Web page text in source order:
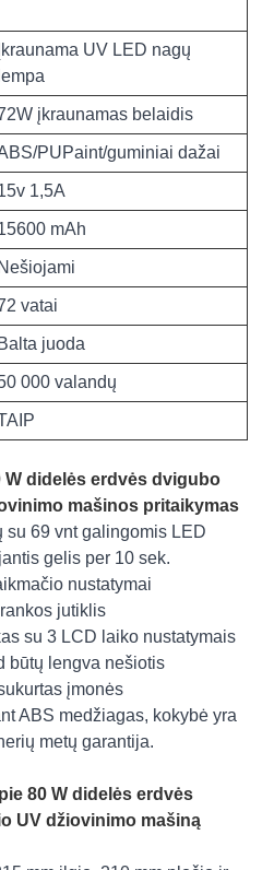
Įkraunama UV LED nagų
lempa
įkraunamas belaidis
PUPaint/guminiai dažai
1,5A
mAh
Nešiojami
vatai
Balta juoda
000 valandų
W didelės erdvės dvigubo
mašinos pritaikymas
su 69 vnt galingomis LED
gelis per 10 sek.
nustatymai
jutiklis
su 3 LCD laiko nustatymais
būtų lengva nešiotis
įmonės
ABS medžiagas, kokybė yra
metų garantija.
80 W didelės erdvės
UV džiovinimo mašiną